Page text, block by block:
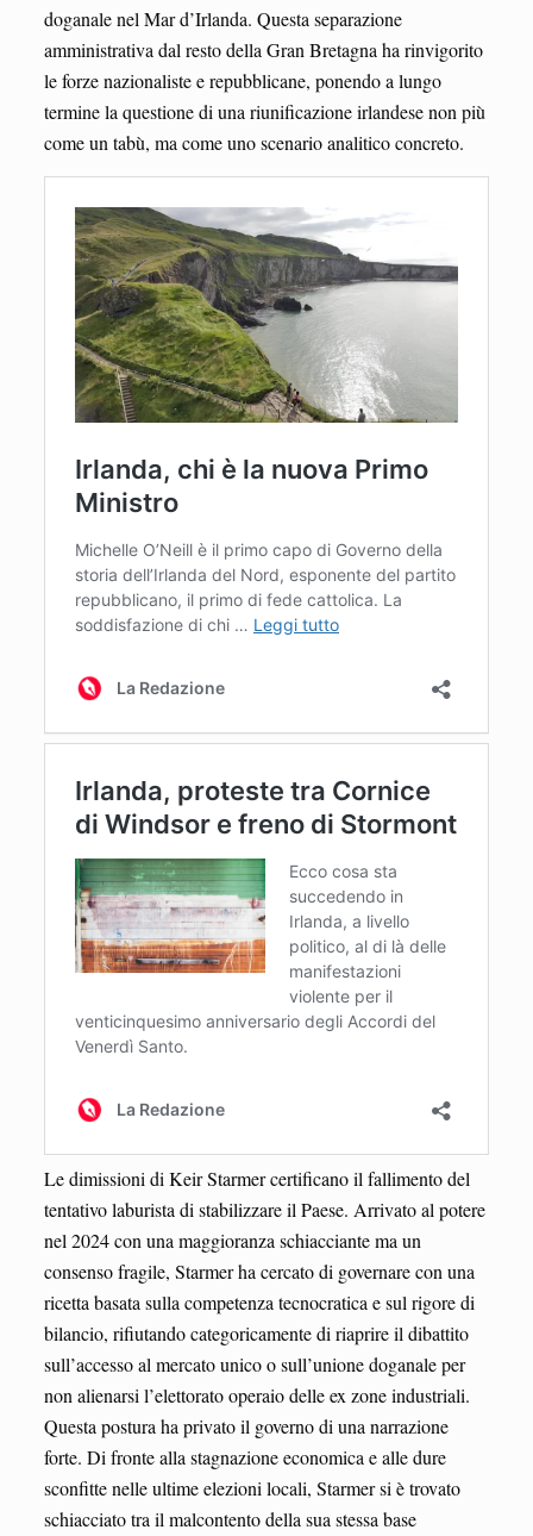
doganale nel Mar d’Irlanda. Questa separazione
amministrativa dal resto della Gran Bretagna ha rinvigorito
le forze nazionaliste e repubblicane, ponendo a lungo
termine la questione di una riunificazione irlandese non più
come un tabù, ma come uno scenario analitico concreto.
Le dimissioni di Keir Starmer certificano il fallimento del
tentativo laburista di stabilizzare il Paese. Arrivato al potere
nel 2024 con una maggioranza schiacciante ma un
consenso fragile, Starmer ha cercato di governare con una
ricetta basata sulla competenza tecnocratica e sul rigore di
bilancio, rifiutando categoricamente di riaprire il dibattito
sull’accesso al mercato unico o sull’unione doganale per
non alienarsi l’elettorato operaio delle ex zone industriali.
Questa postura ha privato il governo di una narrazione
forte. Di fronte alla stagnazione economica e alle dure
sconfitte nelle ultime elezioni locali, Starmer si è trovato
schiacciato tra il malcontento della sua stessa base